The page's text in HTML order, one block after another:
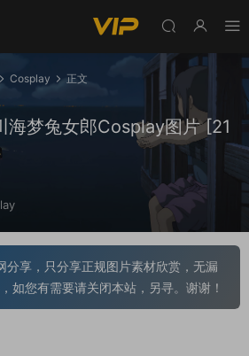
Cosplay 正文
海梦兔女郎Cosplay图片 [21
分享，只分享正规图片素材欣赏，无漏
如您有需要请关闭本站，另寻。谢谢！